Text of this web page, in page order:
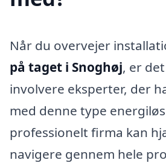
Når du overvejer
på taget i Snoghøj, er
involvere eksperter, der
med denne type
professionelt firma kan
navigere gennem hele